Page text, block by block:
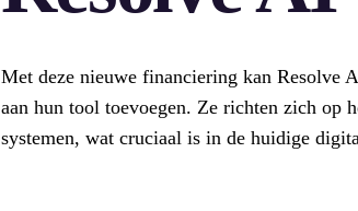
Met deze nieuwe financiering kan Resolve
aan hun tool toevoegen. Ze richten zich op
systemen, wat cruciaal is in de huidige